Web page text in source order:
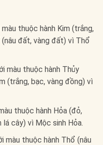
thuộc hành Kim (trắng,
đất, vàng đất) vì Thổ
màu thuộc hành Thủy
(trắng, bạc, vàng đồng) vì
thuộc hành Hỏa (đỏ,
lá cây) vì Mộc sinh Hỏa.
màu thuộc hành Thổ (nâu